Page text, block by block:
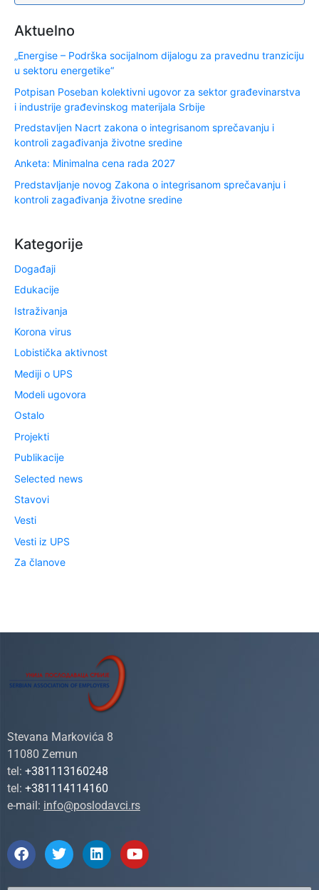
Aktuelno
„Energise – Podrška socijalnom dijalogu za pravednu tranziciju
u sektoru energetike“
Potpisan Poseban kolektivni ugovor za sektor građevinarstva
i industrije građevinskog materijala Srbije
Predstavljen Nacrt zakona o integrisanom sprečavanju i
kontroli zagađivanja životne sredine
Anketa: Minimalna cena rada 2027
Predstavljanje novog Zakona o integrisanom sprečavanju i
kontroli zagađivanja životne sredine
Kategorije
Događaji
Edukacije
Istraživanja
Korona virus
Lobistička aktivnost
Mediji o UPS
Modeli ugovora
Ostalo
Projekti
Publikacije
Selected news
Stavovi
Vesti
Vesti iz UPS
Za članove
Stevana Markovića 8
11080 Zemun
tel: +381113160248
tel: +381114114160
e-mail: info@poslodavci.rs